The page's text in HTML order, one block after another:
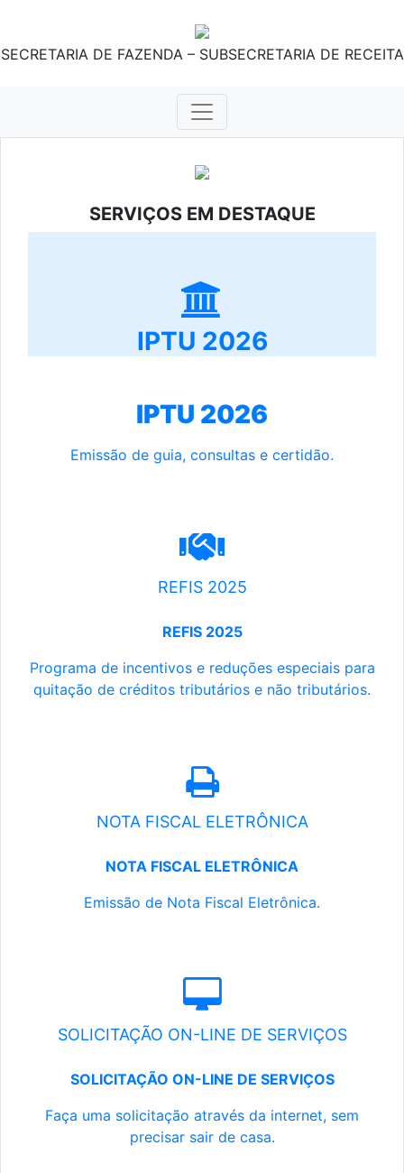
SECRETARIA DE FAZENDA – SUBSECRETARIA DE RECEITA
SERVIÇOS EM DESTAQUE
IPTU 2026
IPTU 2026
Emissão de guia, consultas e certidão.
REFIS 2025
REFIS 2025
Programa de incentivos e reduções especiais para
quitação de créditos tributários e não tributários.
NOTA FISCAL ELETRÔNICA
NOTA FISCAL ELETRÔNICA
Emissão de Nota Fiscal Eletrônica.
SOLICITAÇÃO ON-LINE DE SERVIÇOS
SOLICITAÇÃO ON-LINE DE SERVIÇOS
Faça uma solicitação através da internet, sem
precisar sair de casa.